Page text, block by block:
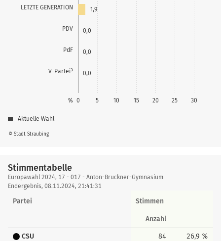
LETZTE GENERATION
PDV
PdF
V-Partei³
0 5 10 15 20 25 30
%
1,9
0,0
0,0
0,0
© Stadt Straubing
Aktuelle Wahl
Stimmentabelle
Stimmentabelle
Europawahl 2024, 17 - 017 - Anton-Bruckner-Gymnasium
Endergebnis, 08.11.2024, 21:41:31
Partei Stimmen
Anzahl
CSU 84 26,9 %